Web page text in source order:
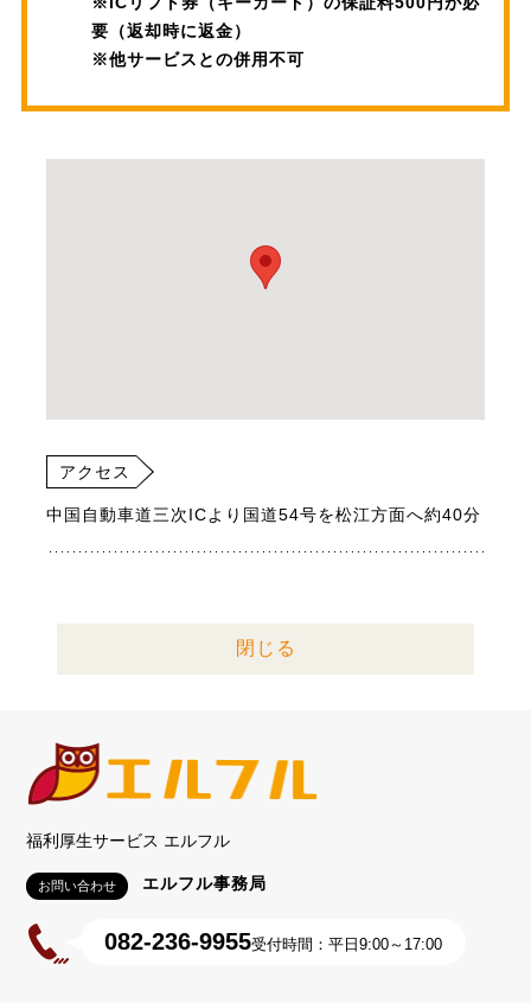
要（返却時に返金）
※他サービスとの併用不可
アクセス
中国自動車道三次ICより国道54号を松江方面へ約40分
閉じる
福利厚生サービス エルフル
お問い合わせ エルフル事務局
082-236-9955受付時間：平日9:00～17:00